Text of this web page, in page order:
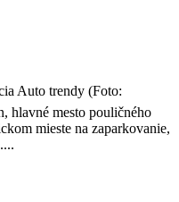
Auto trendy (Foto:
hlavné mesto pouličného
mieste na zaparkovanie,